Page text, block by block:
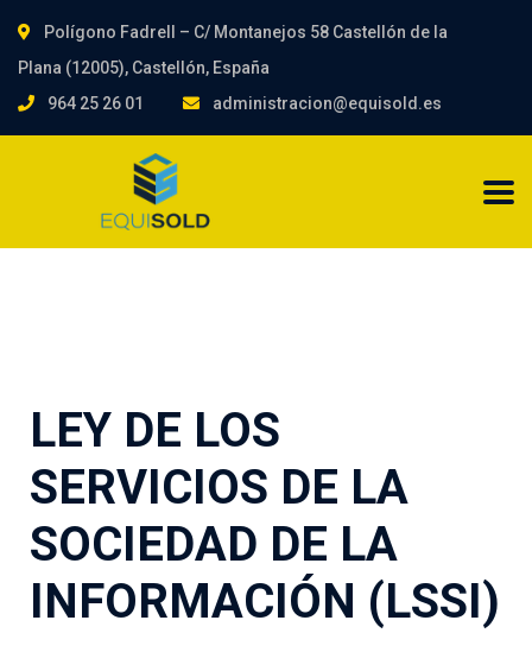
Polígono Fadrell – C/ Montanejos 58 Castellón de la
Plana (12005), Castellón, España
964 25 26 01
administracion@equisold.es
LEY DE LOS
SERVICIOS DE LA
SOCIEDAD DE LA
INFORMACIÓN (LSSI)